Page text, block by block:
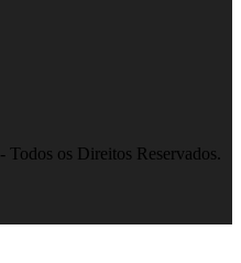
- Todos os Direitos Reservados.